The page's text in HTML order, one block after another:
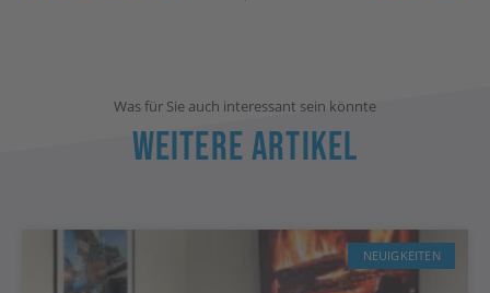
Was für Sie auch interessant sein könnte
Weitere Artikel
NEUIGKEITEN